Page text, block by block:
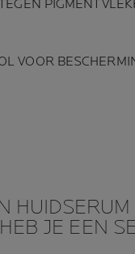
VOOR
HUIDSERUM
JE EEN